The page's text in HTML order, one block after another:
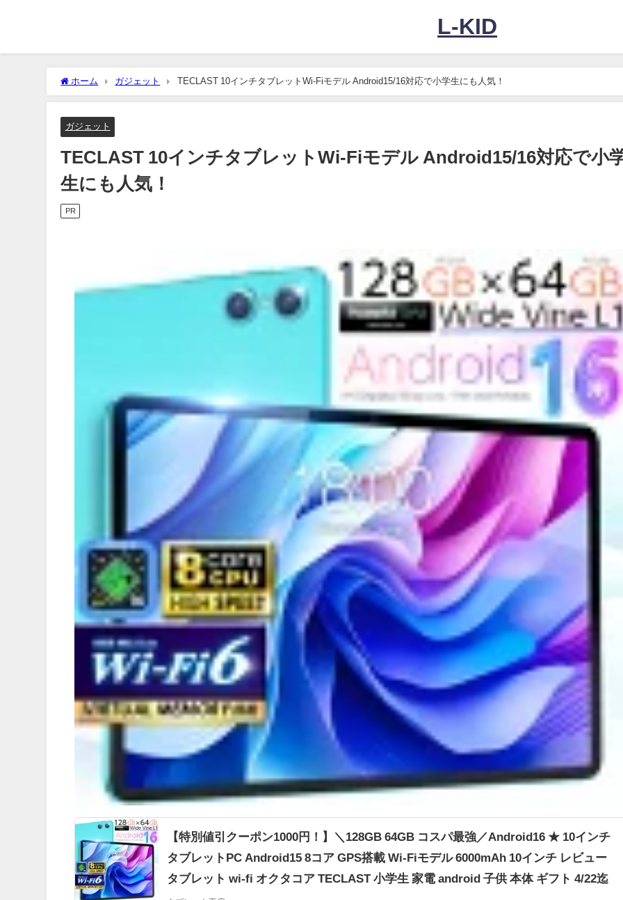
L-KID
ホーム ガジェット TECLAST 10インチタブレットWi-Fiモデル Android15/16対応で小学生にも人気！
ガジェット
TECLAST 10インチタブレットWi-Fiモデル Android15/16対応で小
生にも人気！
PR
【特別値引クーポン1000円！】＼128GB 64GB コスパ最強／Android16 ★ 10インチ
タブレットPC Android15 8コア GPS搭載 Wi-Fiモデル 6000mAh 10インチ レビュー
タブレット wi-fi オクタコア TECLAST 小学生 家電 android 子供 本体 ギフト 4/22迄